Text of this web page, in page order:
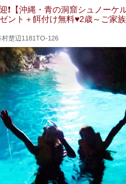
めぐりの参考にされてみて下さい！
❗【沖縄・青の洞窟シュノーケ
ント＋餌付け無料♥️2歳～ご家
楚辺1181TO-126